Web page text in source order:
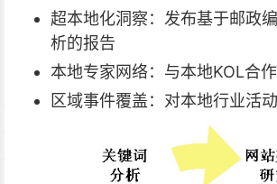
超本地化洞察：发布基于邮政
析的报告
本地专家网络：与本地KOL合
区域事件覆盖：对本地行业活